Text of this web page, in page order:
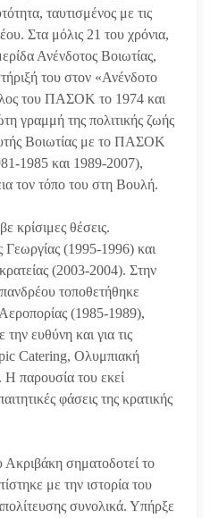
ταυτισμένος με τις
Στα μόλις 21 του χρόνια,
Ανένδοτος Βοιωτίας,
του στον «Ανένδοτο
του ΠΑΣΟΚ το 1974 και
γραμμή της πολιτικής ζωής
Βοιωτίας με το ΠΑΣΟΚ
1985 και 1989-2007),
τον τόπο του στη Βουλή.
κρίσιμες θέσεις.
(1995-1996) και
(2003-2004). Στην
τοποθετήθηκε
(1985-1989),
την ευθύνη και για τις
Catering, Ολυμπιακή
Η παρουσία του εκεί
φάσεις της κρατικής
σηματοδοτεί το
με την ιστορία του
συνολικά. Υπήρξε